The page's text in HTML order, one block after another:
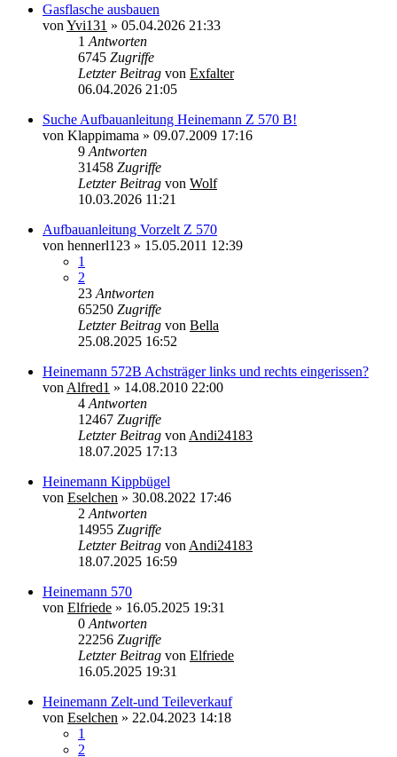
Gasflasche ausbauen
von Yvi131 » 05.04.2026 21:33
1 Antworten
6745 Zugriffe
Letzter Beitrag von Exfalter
06.04.2026 21:05
Suche Aufbauanleitung Heinemann Z 570 B!
von Klappimama » 09.07.2009 17:16
9 Antworten
31458 Zugriffe
Letzter Beitrag von Wolf
10.03.2026 11:21
Aufbauanleitung Vorzelt Z 570
von hennerl123 » 15.05.2011 12:39
1
2
23 Antworten
65250 Zugriffe
Letzter Beitrag von Bella
25.08.2025 16:52
Heinemann 572B Achsträger links und rechts eingerissen?
von Alfred1 » 14.08.2010 22:00
4 Antworten
12467 Zugriffe
Letzter Beitrag von Andi24183
18.07.2025 17:13
Heinemann Kippbügel
von Eselchen » 30.08.2022 17:46
2 Antworten
14955 Zugriffe
Letzter Beitrag von Andi24183
18.07.2025 16:59
Heinemann 570
von Elfriede » 16.05.2025 19:31
0 Antworten
22256 Zugriffe
Letzter Beitrag von Elfriede
16.05.2025 19:31
Heinemann Zelt-und Teileverkauf
von Eselchen » 22.04.2023 14:18
1
2